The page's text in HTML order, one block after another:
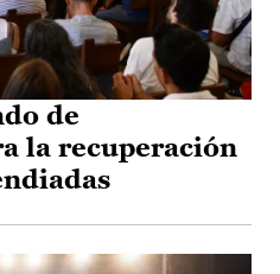
de
la recuperación